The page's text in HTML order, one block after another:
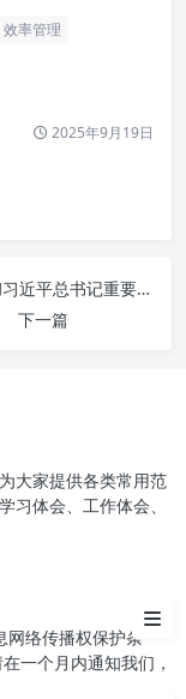
效率管理
2025年9月19日
深入贯彻习近平总书记重要指示精神：着力推动办公室工作高质量发展新格局
下一篇
瞩，协同共赢
：构建卓越
大家提供各类常用范
习体会、工作体会、
网络传播权保护条
一个月内通知我们，